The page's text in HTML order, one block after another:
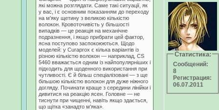
які можна розглядати. Саме такі ситуації, як
у вас, і є основним показанням до переходу
на м'яку щетину з великою кількістю
волокон. Кровоточивість у більшості
випадків — це реакція на механічне
подразнення, і якщо прибрати цей фактор,
ясна поступово заспокоюються. Щодо
моделей: у Curaprox є кілька варіантів із
різною кількістю волокон — наприклад, CS
5460 вважається одним із найпопулярніших і
підходить для щоденного використання при
чутливості. Є й більш спеціалізовані — з ще
більшою кількістю волокон для дуже ніжного
догляду. Починати краще з середини лінійки і
дивитися на реакцію ясен. Головне — не
тиснути при чищенні, навіть якщо здається,
що щітка «занадто м'яка».
Статистика:
Сообщений:
8
Регистрация:
06.07.2011